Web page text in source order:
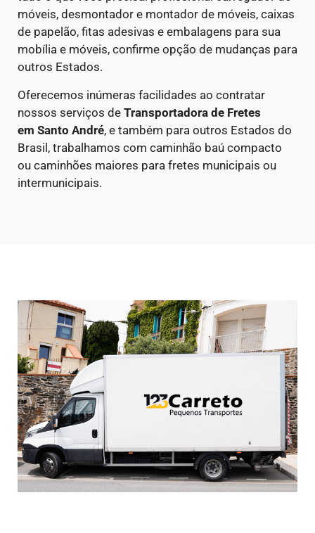
móveis, desmontador e montador de móveis, caixas
de papelão, fitas adesivas e embalagens para sua
mobília e móveis, confirme opção de mudanças para
outros Estados.
Oferecemos inúmeras facilidades ao contratar
nossos serviços de Transportadora de Fretes
em Santo André, e também para outros Estados do
Brasil, trabalhamos com caminhão baú compacto
ou caminhões maiores para fretes municipais ou
intermunicipais.